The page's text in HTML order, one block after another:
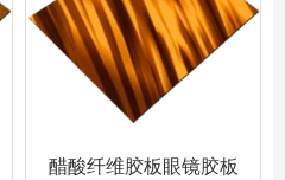
醋酸纤维胶板眼镜胶板